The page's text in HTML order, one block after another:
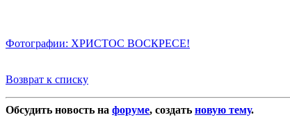
Фотографии: ХРИСТОС ВОСКРЕСЕ!
Возврат к списку
Обсудить новость на форуме, создать новую тему.